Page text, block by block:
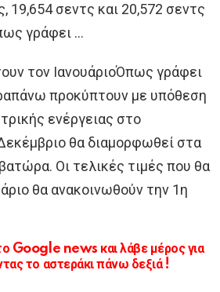
19,654 σεντς και 20,572 σεντς
γράφει …
τον ΙανουάριοΌπως γράφει
προκύπτουν με υπόθεση
ενέργειας στο
θα διαμορφωθεί στα
Οι τελικές τιμές που θα
θα ανακοινωθούν την 1η
Google news και λάβε μέρος για
το αστεράκι πάνω δεξιά !